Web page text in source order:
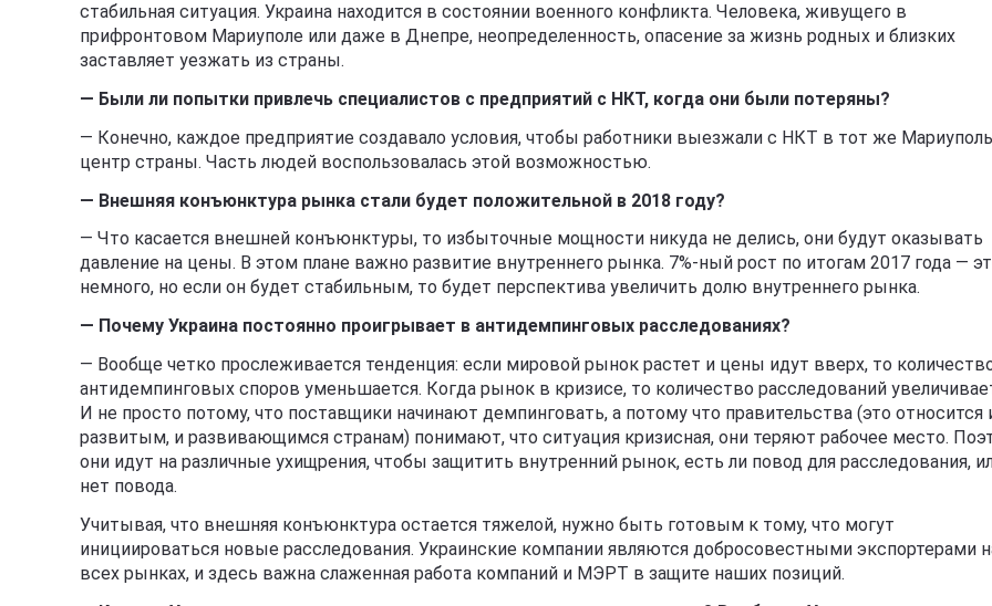
стабильная ситуация. Украина находится в состоянии военного конфликта. Человека, живущего в
прифронтовом Мариуполе или даже в Днепре, неопределенность, опасение за жизнь родных и близких
заставляет уезжать из страны.
— Были ли попытки привлечь специалистов с предприятий с НКТ, когда они были потеряны?
— Конечно, каждое предприятие создавало условия, чтобы работники выезжали с НКТ в тот же
центр страны. Часть людей воспользовалась этой возможностью.
— Внешняя конъюнктура рынка стали будет положительной в 2018 году?
— Что касается внешней конъюнктуры, то избыточные мощности никуда не делись, они будут оказывать
давление на цены. В этом плане важно развитие внутреннего рынка. 7%-ный рост по итогам 2017 года —
немного, но если он будет стабильным, то будет перспектива увеличить долю внутреннего рынка.
— Почему Украина постоянно проигрывает в антидемпинговых расследованиях?
— Вообще четко прослеживается тенденция: если мировой рынок растет и цены идут вверх, то
антидемпинговых споров уменьшается. Когда рынок в кризисе, то количество расследований
И не просто потому, что поставщики начинают демпинговать, а потому что правительства (это относится
развитым, и развивающимся странам) понимают, что ситуация кризисная, они теряют рабочее место.
они идут на различные ухищрения, чтобы защитить внутренний рынок, есть ли повод для расследования,
нет повода.
Учитывая, что внешняя конъюнктура остается тяжелой, нужно быть готовым к тому, что могут
инициироваться новые расследования. Украинские компании являются добросовестными экспортерами
всех рынках, и здесь важна слаженная работа компаний и МЭРТ в защите наших позиций.